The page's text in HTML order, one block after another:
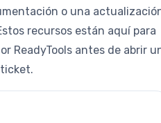
o una
recursos están aquí para
ReadyTools antes de abrir
ticket.